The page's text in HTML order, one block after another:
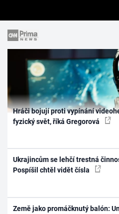
Hráči bojují proti vypínání
fyzický svět, říká Gregorová
Ukrajincům se lehčí trestná
Pospíšil chtěl vidět čísla
Země jako promáčknutý balón: